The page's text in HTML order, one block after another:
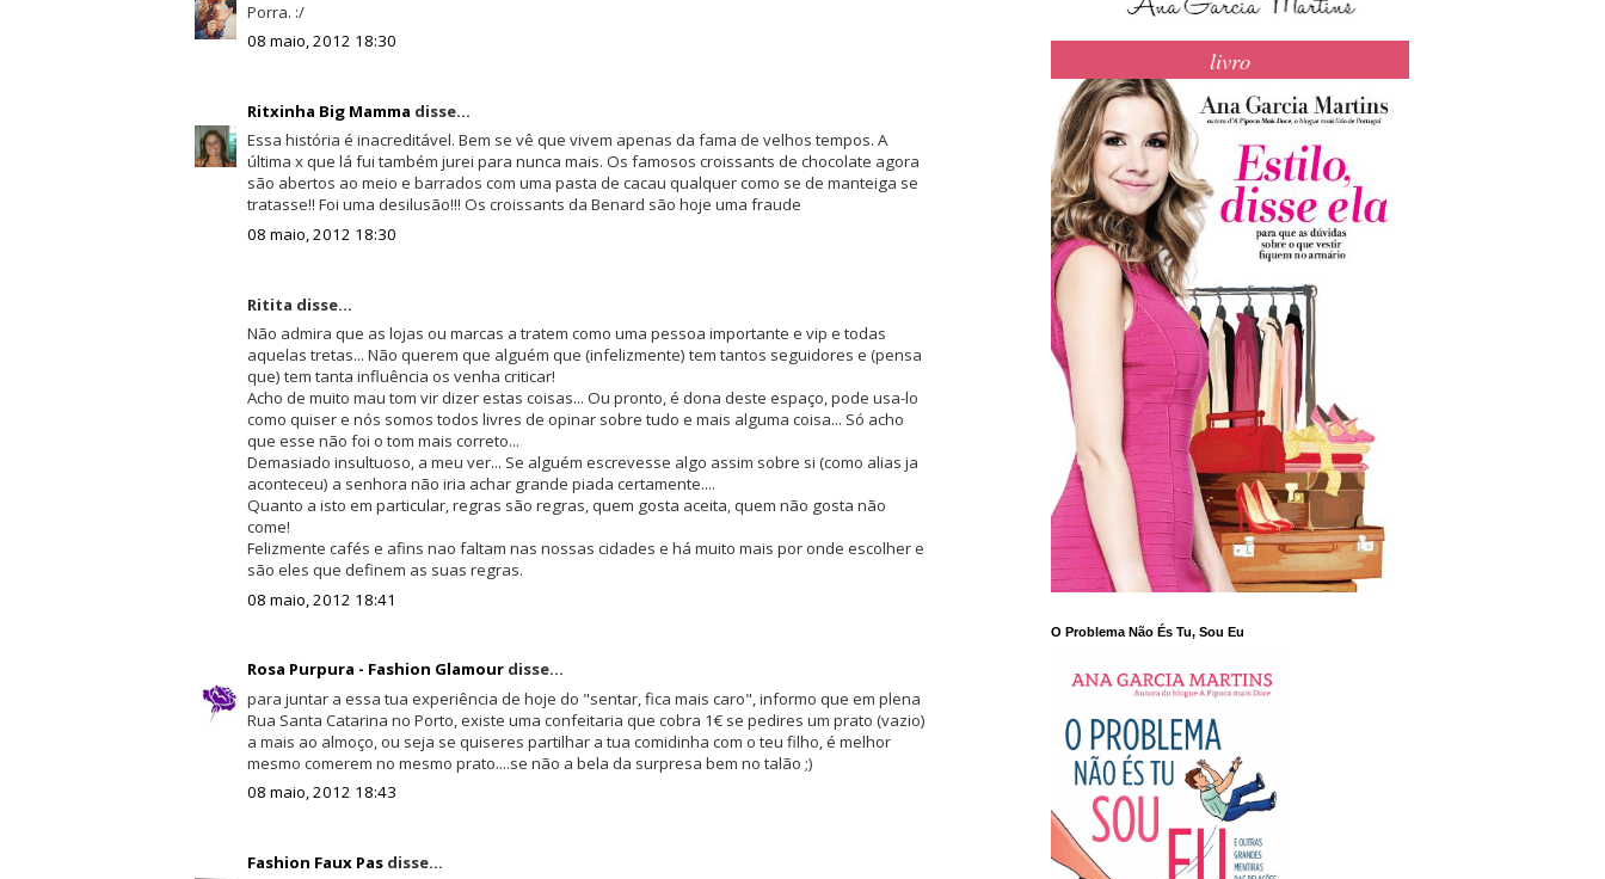
Porra. :/
08 maio, 2012 18:30
Ritxinha Big Mamma disse...
Essa história é inacreditável. Bem se vê que vivem apenas da fama de velhos tempos. A
última x que lá fui também jurei para nunca mais. Os famosos croissants de chocolate agora
são abertos ao meio e barrados com uma pasta de cacau qualquer como se de manteiga se
tratasse!! Foi uma desilusão!!! Os croissants da Benard são hoje uma fraude
08 maio, 2012 18:30
Ritita disse...
Não admira que as lojas ou marcas a tratem como uma pessoa importante e vip e todas
aquelas tretas... Não querem que alguém que (infelizmente) tem tantos seguidores e (pensa
que) tem tanta influência os venha criticar!
Acho de muito mau tom vir dizer estas coisas... Ou pronto, é dona deste espaço, pode usa-lo
como quiser e nós somos todos livres de opinar sobre tudo e mais alguma coisa... Só acho
que esse não foi o tom mais correto...
Demasiado insultuoso, a meu ver... Se alguém escrevesse algo assim sobre si (como alias ja
aconteceu) a senhora não iria achar grande piada certamente....
Quanto a isto em particular, regras são regras, quem gosta aceita, quem não gosta não
come!
Felizmente cafés e afins nao faltam nas nossas cidades e há muito mais por onde escolher e
são eles que definem as suas regras.
08 maio, 2012 18:41
Rosa Purpura - Fashion Glamourdisse...
para juntar a essa tua experiência de hoje do "sentar, fica mais caro", informo que em plena
Rua Santa Catarina no Porto, existe uma confeitaria que cobra 1€ se pedires um prato (vazio)
a mais ao almoço, ou seja se quiseres partilhar a tua comidinha com o teu filho, é melhor
mesmo comerem no mesmo prato....se não a bela da surpresa bem no talão ;)
08 maio, 2012 18:43
Fashion Faux Pasdisse...
livro
O Problema Não És Tu, Sou Eu